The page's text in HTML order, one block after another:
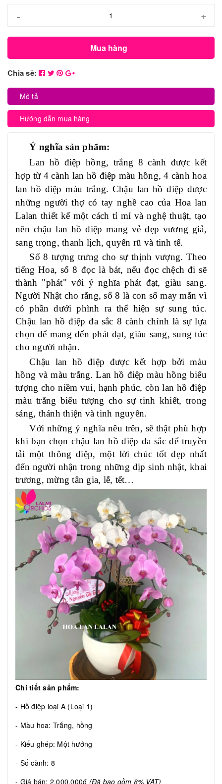
- +
Mua hàng
Chia sẻ:
Mô tả
Hướng dẫn mua hàng
Ý nghĩa sản phẩm:
Lan hồ điệp hồng, trắng 8 cành được kết
hợp từ 4 cành lan hồ điệp màu hồng, 4 cành hoa
lan hồ điệp màu trắng. Chậu lan hồ điệp được
những người thợ có tay nghề cao của Hoa lan
Lalan thiết kế một cách tỉ mỉ và nghệ thuật, tạo
nên chậu lan hồ điệp mang vẻ đẹp vương giả,
sang trọng, thanh lịch, quyến rũ và tinh tế.
Số 8 tượng trưng cho sự thịnh vượng. Theo
tiếng Hoa, số 8 đọc là bát, nếu đọc chệch đi sẽ
thành "phát" với ý nghĩa phát đạt, giàu sang.
Người Nhật cho rằng, số 8 là con số may mắn vì
có phần dưới phình ra thể hiện sự sung túc.
Chậu lan hồ điệp đa sắc 8 cành chính là sự lựa
chọn để mang đến phát đạt, giàu sang, sung túc
cho người nhận.
Chậu lan hồ điệp được kết hợp bởi màu
hồng và màu trắng. Lan hồ điệp màu hồng biểu
tượng cho niềm vui, hạnh phúc, còn lan hồ điệp
màu trắng biểu tượng cho sự tinh khiết, trong
sáng, thánh thiện và tinh nguyên.
Với những ý nghĩa nêu trên, sẽ thật phù hợp
khi bạn chọn chậu lan hồ điệp đa sắc để truyền
tải một thông điệp, một lời chúc tốt đẹp nhất
đến người nhận trong những dịp sinh nhật, khai
trương, mừng tân gia, lễ, tết…
Chi tiết sản phẩm:
- Hồ điệp loại A (Loại 1)
- Màu hoa: Trắng, hồng
- Kiểu ghép: Một hướng
- Số cành: 8
- Giá bán: 2.000.000đ (Đã bao gồm 8% VAT)